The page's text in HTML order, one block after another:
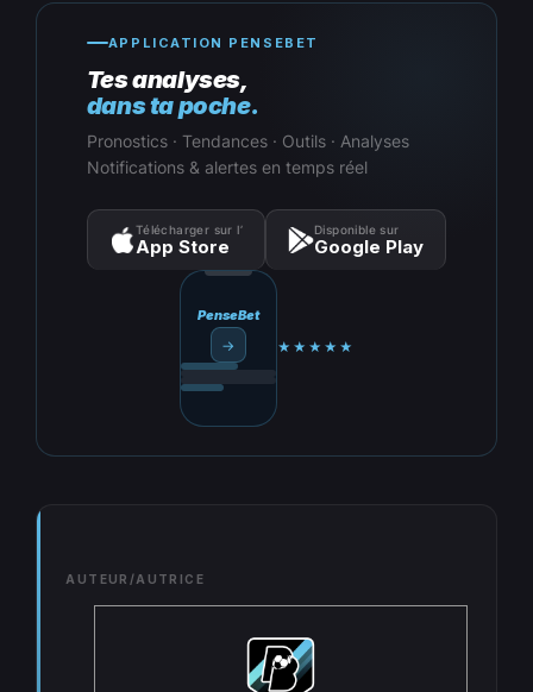
APPLICATION PENSEBET
Tes analyses,
dans ta poche.
Pronostics · Tendances · Outils · Analyses
Notifications & alertes en temps réel
Télécharger sur l’
App Store
Disponible sur
Google Play
PenseBet
→ ★★★★★
AUTEUR/AUTRICE